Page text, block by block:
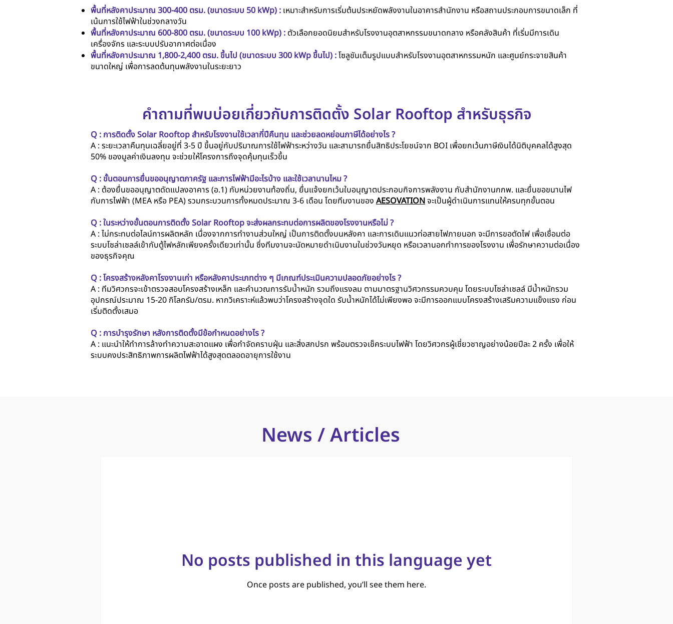
พื้นที่หลังคาประมาณ 300-400 ตรม. (ขนาดระบบ 50 kWp) : เหมาะสำหรับการเริ่มต้นประหยัดพลังงานในอาคารสำนักงาน หรือสถานประกอบการขนาดเล็ก ที่
เน้นการใช้ไฟฟ้าในช่วงกลางวัน
พื้นที่หลังคาประมาณ 600-800 ตรม. (ขนาดระบบ 100 kWp) : ตัวเลือกยอดนิยมสำหรับโรงงานอุตสาหกรรมขนาดกลาง หรือคลังสินค้า ที่เริ่มมีการเดิน
เครื่องจักร และระบบปรับอากาศต่อเนื่อง
พื้นที่หลังคาประมาณ 1,800-2,400 ตรม. ขึ้นไป (ขนาดระบบ 300 kWp ขึ้นไป) :โซลูชันเต็มรูปแบบสำหรับโรงงานอุตสาหกรรมหนัก และศูนย์กระจายสินค้า
ขนาดใหญ่ เพื่อการลดต้นทุนพลังงานในระยะยาว
คำถามที่พบบ่อยเกี่ยวกับการติดตั้ง Solar Rooftop สำหรับธุรกิจ
Q : การติดตั้ง Solar Rooftop สำหรับโรงงานใช้เวลากี่ปีคืนทุน และช่วยลดหย่อนภาษีได้อย่างไร ?
A : ระยะเวลาคืนทุนเฉลี่ยอยู่ที่ 3-5 ปี ขึ้นอยู่กับปริมาณการใช้ไฟฟ้าระหว่างวัน และสามารถยื่นสิทธิประโยชน์จาก BOI เพื่อยกเว้นภาษีเงินได้นิติบุคคลได้สูงสุด
50% ของมูลค่าเงินลงทุน จะช่วยให้โครงการถึงจุดคุ้มทุนเร็วขึ้น
Q : ขั้นตอนการยื่นขออนุญาตภาครัฐ และการไฟฟ้ามีอะไรบ้าง และใช้เวลานานไหม ?
A : ต้องยื่นขออนุญาตดัดแปลงอาคาร (อ.1) กับหน่วยงานท้องถิ่น, ยื่นแจ้งยกเว้นใบอนุญาตประกอบกิจการพลังงาน กับสำนักงานกกพ. และยื่นขอขนานไฟ
กับการไฟฟ้า (MEA หรือ PEA) รวมกระบวนการทั้งหมดประมาณ 3-6 เดือน โดยทีมงานของ AESOVATIONจะเป็นผู้ดำเนินการแทนให้ครบทุกขั้นตอน
Q : ในระหว่างขั้นตอนการติดตั้ง Solar Rooftop จะส่งผลกระทบต่อการผลิตของโรงงานหรือไม่ ?
A : ไม่กระทบต่อไลน์การผลิตหลัก เนื่องจากการทำงานส่วนใหญ่ เป็นการติดตั้งบนหลังคา และการเดินแนวท่อสายไฟภายนอก จะมีการขอตัดไฟ เพื่อเชื่อมต่อ
ระบบโซล่าเซลล์เข้ากับตู้ไฟหลักเพียงครั้งเดียวเท่านั้น ซึ่งทีมงานจะนัดหมายดำเนินงานในช่วงวันหยุด หรือเวลานอกทำการของโรงงาน เพื่อรักษาความต่อเนื่อง
ของธุรกิจคุณ
Q : โครงสร้างหลังคาโรงงานเก่า หรือหลังคาประเภทต่าง ๆ มีเกณฑ์ประเมินความปลอดภัยอย่างไร ?
A : ทีมวิศวกรจะเข้าตรวจสอบโครงสร้างเหล็ก และคำนวณการรับน้ำหนัก รวมถึงแรงลม ตามมาตรฐานวิศวกรรมควบคุม โดยระบบโซล่าเซลล์ มีน้ำหนักรวม
อุปกรณ์ประมาณ 15-20 กิโลกรัม/ตรม. หากวิเคราะห์แล้วพบว่าโครงสร้างจุดใด รับน้ำหนักได้ไม่เพียงพอ จะมีการออกแบบโครงสร้างเสริมความแข็งแรง ก่อน
เริ่มติดตั้งเสมอ
Q : การบำรุงรักษา หลังการติดตั้งมีข้อกำหนดอย่างไร ?
A : แนะนำให้ทำการล้างทำความสะอาดแผง เพื่อกำจัดคราบฝุ่น และสิ่งสกปรก พร้อมตรวจเช็คระบบไฟฟ้า โดยวิศวกรผู้เชี่ยวชาญอย่างน้อยปีละ 2 ครั้ง เพื่อให้
ระบบคงประสิทธิภาพการผลิตไฟฟ้าได้สูงสุดตลอดอายุการใช้งาน
News / Articles
No posts published in this language yet
Once posts are published, you’ll see them here.